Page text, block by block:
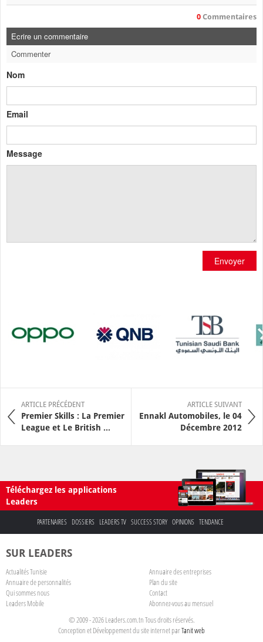
0 Commentaires
Ecrire un commentaire
Commenter
Nom
Email
Message
Envoyer
ARTICLE PRÉCÉDENT
Premier Skills : La Premier
League et Le British ...
ARTICLE SUIVANT
Ennakl Automobiles, le 04
Décembre 2012
Téléchargez les applications
Leaders
PARTENAIRES DOSSIERS LEADERS TV SUCCESS STORY OPINIONS TENDANCE
SUR LEADERS
Actualités Tunisie
Annuaire des entreprises
Annuaire de personnalités
Plan du site
Qui sommes nous
Contact
Leaders Mobile
Abonnez-vous au mensuel
© 2009 - 2026 Leaders.com.tn Tous droits réservés.
Conception et Développement du site internet parTanit web